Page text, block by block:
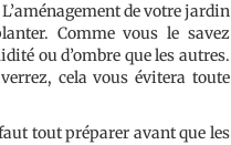
de votre jardin
Comme vous le savez
ou d’ombre que les autres.
cela vous évitera toute
tout préparer avant que les